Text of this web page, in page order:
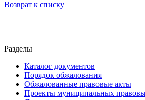
Возврат к списку
Разделы
Каталог документов
Порядок обжалования
Обжалованные правовые акты
Проекты муниципальных